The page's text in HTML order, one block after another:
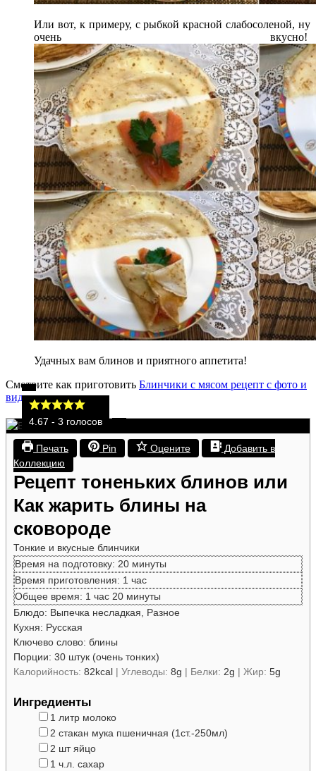
Или вот, к примеру, с рыбкой красной слабосоленой, ну
очень вкусно!
Удачных вам блинов и приятного аппетита!
Смотрите как приготовить Блинчики с мясом рецепт с фото и
видео.
4.67 - 3 голосов
Печать Pin Оцените
Добавить в
Коллекцию
Рецепт тоненьких блинов или
Как жарить блины на
сковороде
Тонкие и вкусные блинчики
Время на подготовку: 20минуты
минуты
Время приготовления: 1 час
час
Общее время: 1 час
час 20минуты
минуты
Блюдо: Выпечка несладкая, Разное
Кухня: Русская
Ключево слово: блины
Порции: 30 штук (очень тонких)
Калорийность: 82kcal | Углеводы: 8g | Белки: 2g | Жир: 5g
Ингредиенты
▢1 литр молоко
▢
2 стакан мука пшеничная (1ст.-250мл)
▢
2 шт яйцо
▢1 ч.л. сахар